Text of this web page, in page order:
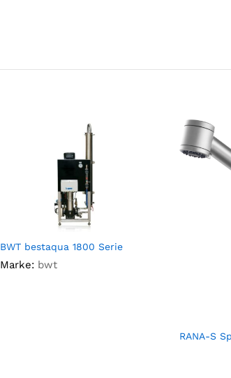
BWT bestaqua 1800 Serie
Marke: bwt
RANA-S